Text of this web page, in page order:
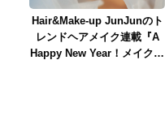
Hair&Make-up JunJunのト
レンドヘアメイク連載『A
Happy New Year！メイク』